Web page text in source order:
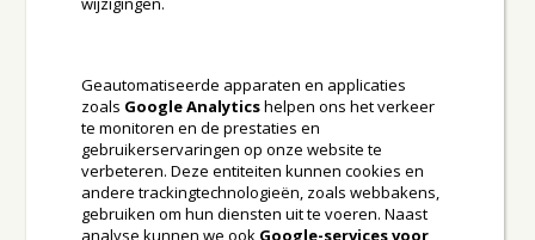
Geautomatiseerde apparaten en applicaties
zoals Google Analyticshelpen ons het verkeer
te monitoren en de prestaties en
gebruikerservaringen op onze website te
verbeteren. Deze entiteiten kunnen cookies en
andere trackingtechnologieën, zoals webbakens,
gebruiken om hun diensten uit te voeren. Naast
analyse kunnen we ook Google-services voor